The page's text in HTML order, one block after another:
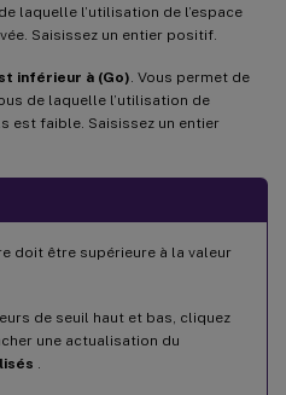
laquelle l’utilisation de l’espace
Saisissez un entier positif.
inférieur à (Go) . Vous permet de
de laquelle l’utilisation de
est faible. Saisissez un entier
doit être supérieure à la valeur
de seuil haut et bas, cliquez
une actualisation du